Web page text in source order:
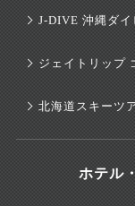
J-DIVE 沖縄ダ
ジェイトリップ
北海道スキーツ
ホテル